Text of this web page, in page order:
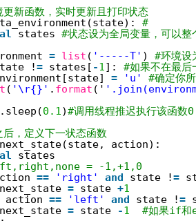
新函数，实时更新且打印状态
#
states #状态设为全局变量，可以整
= list ( '-----T' ) #环境设
!= states[ -1]: #如果不在最后
= 'u'
#确定你
( '\r{}' . format ('
0.1)#调用线程推迟执行该函数
，定义下一状态函数
action):
states
= -1,+1,0
== 'right' and state !=
next_state = state +1
action == 'left' and state !=
next_state = state -1
#如果if和